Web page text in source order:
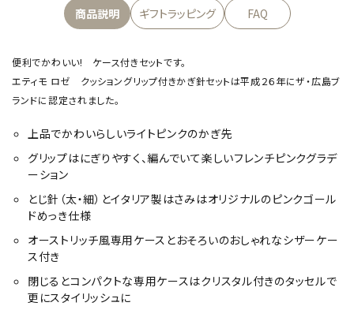
商品説明 ギフトラッピング FAQ
便利でかわいい! ケース付きセットです。
エティモ ロゼ クッショングリップ付きかぎ針セットは平成２６年にザ・広島ブ
ランドに認定されました。
上品でかわいらしいライトピンクのかぎ先
グリップはにぎりやすく、編んでいて楽しいフレンチピンクグラデ
ーション
とじ針（太・細）とイタリア製はさみはオリジナルのピンクゴール
ドめっき仕様
オーストリッチ風専用ケースとおそろいのおしゃれなシザーケー
ス付き
閉じるとコンパクトな専用ケースはクリスタル付きのタッセルで
更にスタイリッシュに